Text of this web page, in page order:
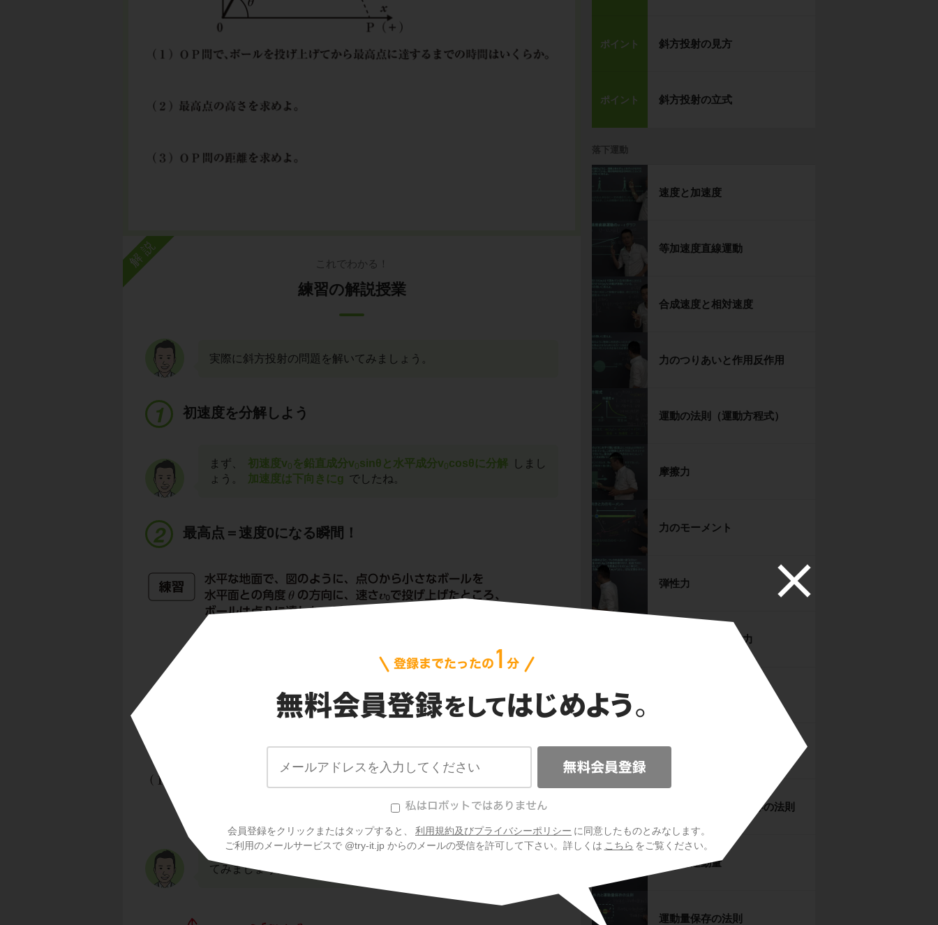
会員登録をクリックまたはタップすると、 利用規約及びプライバシーポリシー に同意したものとみなします。
ご利用のメールサービスで @try-it.jp からのメールの受信を許可して下さい。詳しくは こちら をご覧ください。
解説 これでわかる！
練習の解説授業
実際に斜方投射の問題を解いてみましょう。
初速度を分解しよう
まず、 初速度v0 を鉛直成分v0sinθと水平成分v0cosθに分解
しまし
ょう。
加速度は下向きにg でしたね。
最高点＝速度0になる瞬間！
(1)は、ボールが 最高点 に達するまでの時間を求める問題です。最
高点とはどのような状況でしたか？この運動をy方向に注目して見
てみましょう。
ポイント 斜方投射の見方
ポイント 斜方投射の立式
落下運動
速度と加速度
等加速度直線運動
合成速度と相対速度
力のつりあいと作用反作用
運動の法則（運動方程式）
摩擦力
力のモーメント
弾性力
浮力と空気の抵抗力
仕事と運動エネルギー
力学的エネルギー保存の法則
力積と運動量
運動量保存の法則